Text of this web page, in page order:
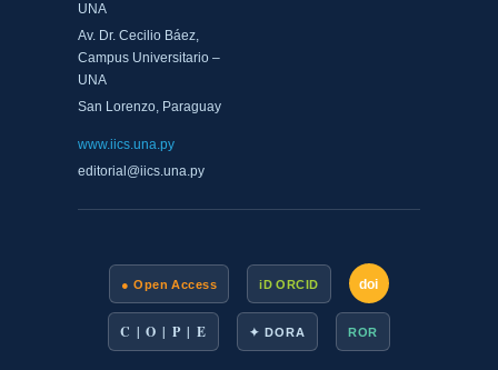
UNA
Av. Dr. Cecilio Báez,
Campus Universitario –
UNA
San Lorenzo, Paraguay
www.iics.una.py
editorial@iics.una.py
● Open Access iD ORCID doi
C | O | P | E ✦ DORA ROR